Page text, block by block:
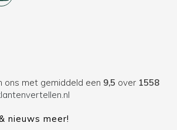
ons met gemiddeld een 9,5 over 1558
nieuws meer!